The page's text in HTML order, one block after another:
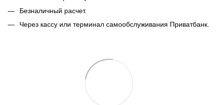
Безналичный расчет.
Через кассу или терминал самообслуживания Приватбанк.